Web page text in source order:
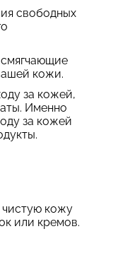
свободных
кожи.
за кожей,
Именно
за кожей
кожу
или кремов.